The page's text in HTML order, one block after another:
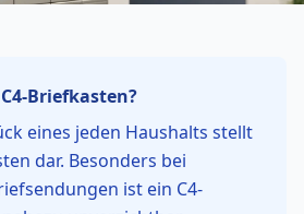
C4-Briefkasten?
eines jeden Haushalts stellt
dar. Besonders bei
ist ein C4-